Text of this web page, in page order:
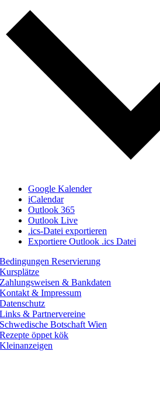
Google Kalender
iCalendar
Outlook 365
Outlook Live
.ics-Datei exportieren
Exportiere Outlook .ics Datei
Bedingungen Reservierung
Kursplätze
Zahlungsweisen & Bankdaten
Kontakt & Impressum
Datenschutz
Links & Partnervereine
Schwedische Botschaft Wien
Rezepte öppet kök
Kleinanzeigen